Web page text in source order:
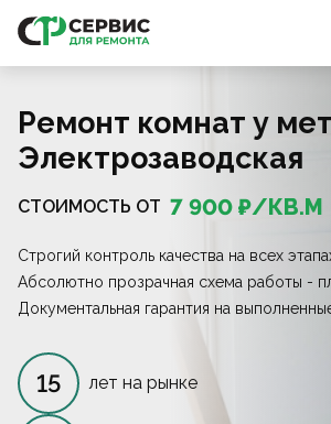
Ремонт комнат у
Электрозаводская
СТОИМОСТЬ ОТ 7 900 ₽/КВ.М
Строгий контроль качества на всех
Абсолютно прозрачная схема работы -
Документальная гарантия на
15 лет на рынке